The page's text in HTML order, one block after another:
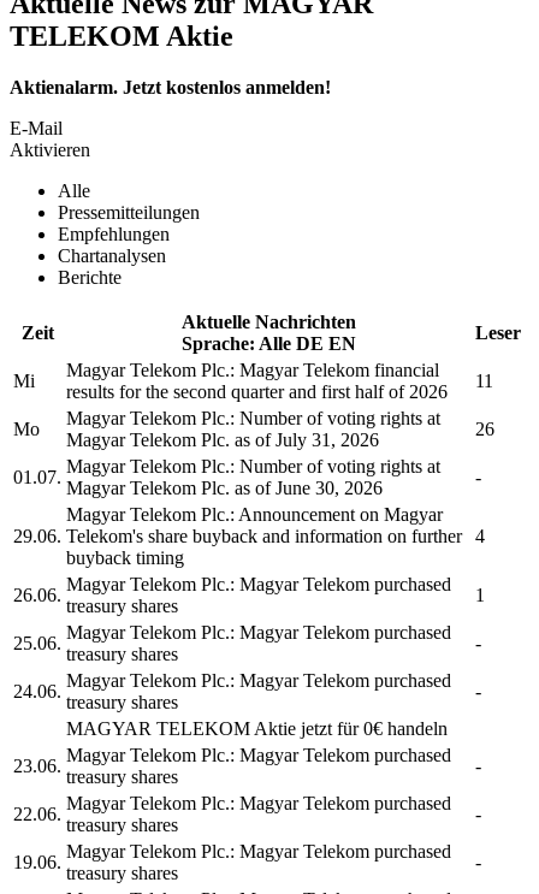
TELEKOM Aktie
Aktienalarm. Jetzt kostenlos anmelden!
E-Mail
Aktivieren
Alle
Pressemitteilungen
Empfehlungen
Chartanalysen
Berichte
Zeit
Aktuelle Nachrichten
Sprache: Alle DE EN
Leser
Mi
Magyar Telekom Plc.: Magyar Telekom financial
results for the second quarter and first half of 2026
11
Mo
Magyar Telekom Plc.: Number of voting rights at
Magyar Telekom Plc. as of July 31, 2026
26
01.07.
Magyar Telekom Plc.: Number of voting rights at
Magyar Telekom Plc. as of June 30, 2026
-
29.06.
Magyar Telekom Plc.: Announcement on Magyar
Telekom's share buyback and information on further
buyback timing
4
26.06.
Magyar Telekom Plc.: Magyar Telekom purchased
treasury shares
1
25.06.
Magyar Telekom Plc.: Magyar Telekom purchased
treasury shares
-
24.06.
Magyar Telekom Plc.: Magyar Telekom purchased
treasury shares
-
MAGYAR TELEKOM Aktie jetzt für 0€ handeln
23.06.
Magyar Telekom Plc.: Magyar Telekom purchased
treasury shares
-
22.06.
Magyar Telekom Plc.: Magyar Telekom purchased
treasury shares
-
19.06.
Magyar Telekom Plc.: Magyar Telekom purchased
treasury shares
-